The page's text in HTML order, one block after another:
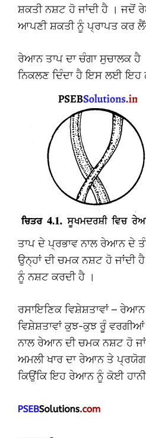
ਸ਼ਕਤੀ ਨਸ਼ਟ ਹੋ ਜਾਂਦੀ ਹੈ । ਜਦੋਂ
ਆਪਣੀ ਸ਼ਕਤੀ ਨੂੰ ਪ੍ਰਾਪਤ ਕਰ
ਰੇਆਨ ਤਾਪ ਦਾ ਚੰਗਾ ਸੁਚਾਲਕ ਹੈ
ਨਿਕਲਣ ਦਿੰਦਾ ਹੈ ਇਸ ਲਈ ਇਹ
ਤਾਪ ਦੇ ਪ੍ਰਭਾਵ ਨਾਲ ਰੇਆਨ ਦੇ
ਉਨ੍ਹਾਂ ਦੀ ਚਮਕ ਨਸ਼ਟ ਹੋ ਜਾਂਦੀ
ਨੂੰ ਨਸ਼ਟ ਕਰਦੀ ਹੈ ।
ਰਸਾਇਣਿਕ ਵਿਸ਼ੇਸ਼ਤਾਵਾਂ –
ਵਿਸ਼ੇਸ਼ਤਾਵਾਂ ਕੁਝ-ਕੁਝ ਰੂੰ
ਨਾਲ ਰੇਆਨ ਦੀ ਚਮਕ ਨਸ਼ਟ ਹੋ
ਅਮਲੀ ਖਾਰ ਦਾ ਰੇਆਨ ਤੇ ਪ੍ਰਯੋਗ
ਕਿਉਂਕਿ ਇਹ ਰੇਆਨ ਨੂੰ ਕੋਈ ਹਾਨੀ